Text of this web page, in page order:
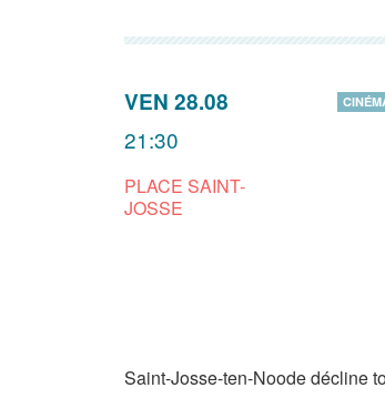
VEN 28.08
21:30
PLACE SAINT-
JOSSE
Saint-Josse-ten-Noode décline